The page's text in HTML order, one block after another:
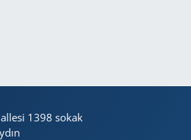
1398 sokak